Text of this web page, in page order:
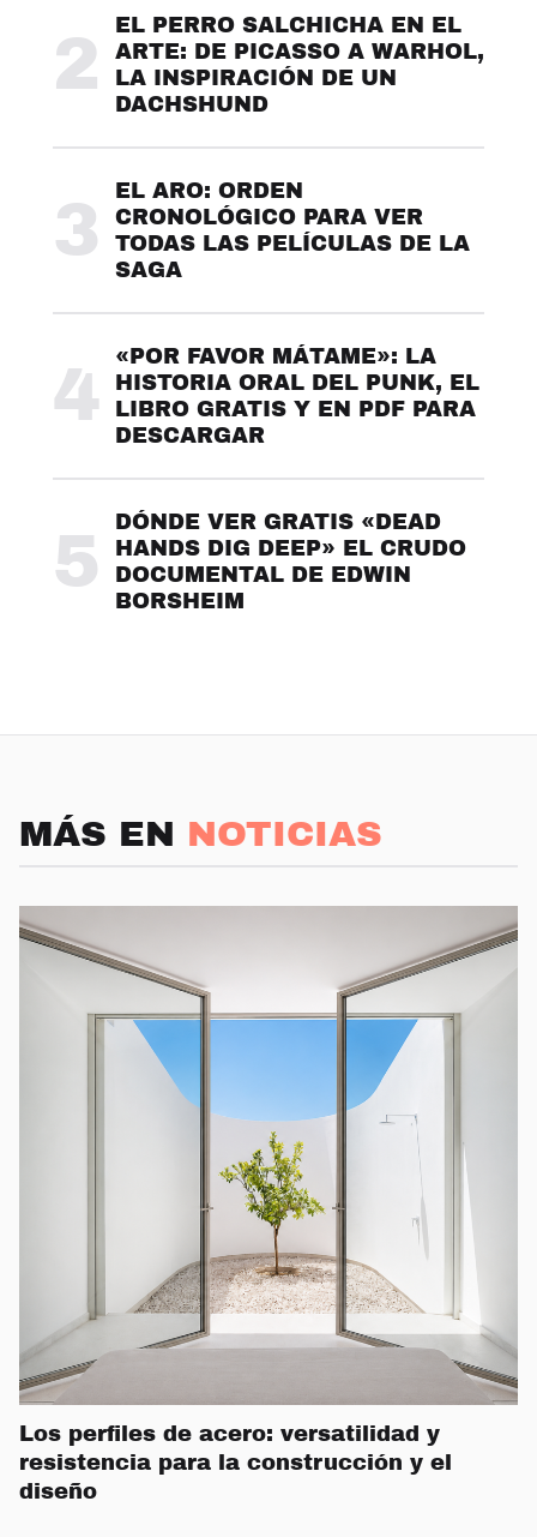
2
EL PERRO SALCHICHA EN EL
ARTE: DE PICASSO A WARHOL,
LA INSPIRACIÓN DE UN
DACHSHUND
3
EL ARO: ORDEN
CRONOLÓGICO PARA VER
TODAS LAS PELÍCULAS DE LA
SAGA
4
«POR FAVOR MÁTAME»: LA
HISTORIA ORAL DEL PUNK, EL
LIBRO GRATIS Y EN PDF PARA
DESCARGAR
5
DÓNDE VER GRATIS «DEAD
HANDS DIG DEEP» EL CRUDO
DOCUMENTAL DE EDWIN
BORSHEIM
MÁS EN NOTICIAS
Los perfiles de acero: versatilidad y
resistencia para la construcción y el
diseño